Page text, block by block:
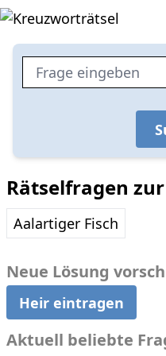
Rätselfragen
Aalartiger Fisch
Neue Lösung
Heir eintragen
Aktuell beliebte